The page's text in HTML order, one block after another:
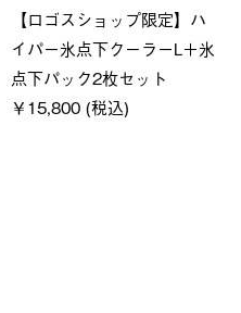
【ロゴスショップ限定】ハ
イパー氷点下クーラーL＋氷
点下パック2枚セット
￥15,800 (税込)